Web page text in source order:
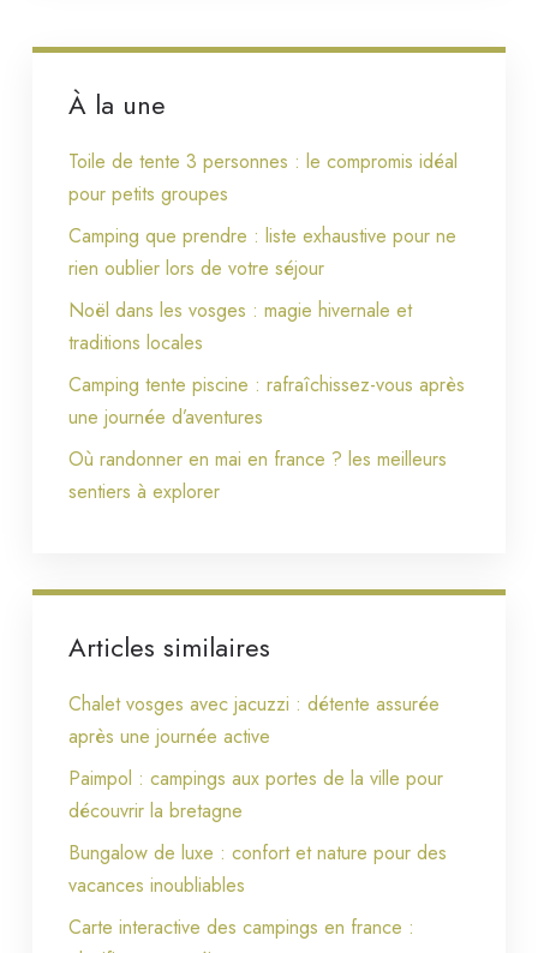
À la une
Toile de tente 3 personnes : le compromis idéal
pour petits groupes
Camping que prendre : liste exhaustive pour ne
rien oublier lors de votre séjour
Noël dans les vosges : magie hivernale et
traditions locales
Camping tente piscine : rafraîchissez-vous après
une journée d’aventures
Où randonner en mai en france ? les meilleurs
sentiers à explorer
Articles similaires
Chalet vosges avec jacuzzi : détente assurée
après une journée active
Paimpol : campings aux portes de la ville pour
découvrir la bretagne
Bungalow de luxe : confort et nature pour des
vacances inoubliables
Carte interactive des campings en france :